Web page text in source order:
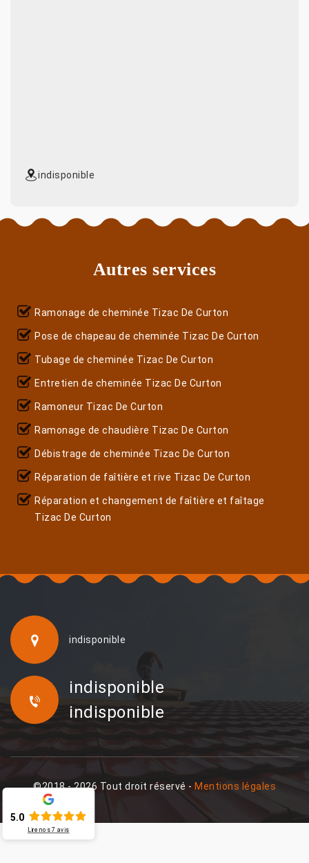
indisponible
Autres services
Ramonage de cheminée Tizac De Curton
Pose de chapeau de cheminée Tizac De Curton
Tubage de cheminée Tizac De Curton
Entretien de cheminée Tizac De Curton
Ramoneur Tizac De Curton
Ramonage de chaudière Tizac De Curton
Débistrage de cheminée Tizac De Curton
Réparation de faîtière et rive Tizac De Curton
Réparation et changement de faîtière et faîtage
Tizac De Curton
indisponible
indisponible
indisponible
©2018 - 2026 Tout droit réservé - Mentions légales
5.0
Lire nos 7 avis